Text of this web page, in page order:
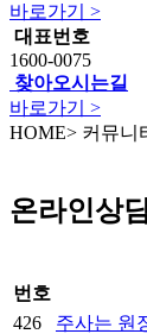
바로가기 >
대표번호
1600-0075
찾아오시는길
바로가기 >
HOME> 커뮤니
온라인상
번호
426
주사는 원